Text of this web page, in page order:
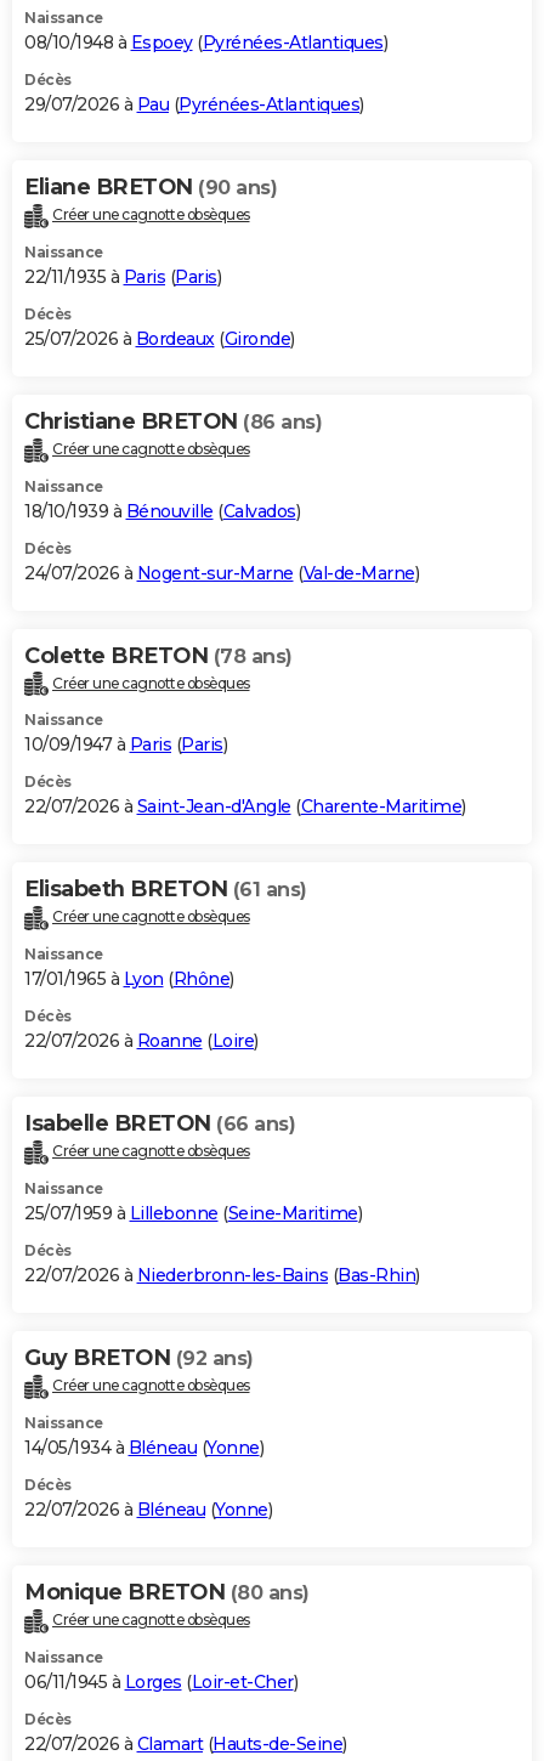
Dictionnaire
Biographies
Citations
Expressions
Proverbes
PROGRAMME TV
S'inscrire
Se connecter
Lycées
Collèges
Primaires
Universités
Entreprises
Service militaire
Avis de recherche
AVIS DE DÉCÈS
Bricolage
Lifestyle
Culture
Sport
Auto
Television
Voyage
Cinema
Naissance
08/10/1948 à Espoey(Pyrénées-Atlantiques)
Décès
29/07/2026 à Pau (Pyrénées-Atlantiques)
Eliane BRETON (90 ans)
Créer une cagnotte obsèques
Naissance
22/11/1935 à Paris (Paris)
Décès
25/07/2026 à Bordeaux(Gironde)
Christiane BRETON (86 ans)
Créer une cagnotte obsèques
Naissance
18/10/1939 à Bénouville (Calvados)
Décès
24/07/2026 à Nogent-sur-Marne (Val-de-Marne)
Colette BRETON (78 ans)
Créer une cagnotte obsèques
Naissance
10/09/1947 à Paris (Paris)
Décès
22/07/2026 à Saint-Jean-d'Angle (Charente-Maritime)
Elisabeth BRETON (61 ans)
Créer une cagnotte obsèques
Naissance
17/01/1965 à Lyon (Rhône)
Décès
22/07/2026 à Roanne (Loire)
Isabelle BRETON (66 ans)
Créer une cagnotte obsèques
Naissance
25/07/1959 à Lillebonne (Seine-Maritime)
Décès
22/07/2026 à Niederbronn-les-Bains (Bas-Rhin)
Guy BRETON (92 ans)
Créer une cagnotte obsèques
Naissance
14/05/1934 à Bléneau (Yonne)
Décès
22/07/2026 à Bléneau (Yonne)
Monique BRETON (80 ans)
Créer une cagnotte obsèques
Naissance
06/11/1945 à Lorges (Loir-et-Cher)
Décès
22/07/2026 à Clamart(Hauts-de-Seine)